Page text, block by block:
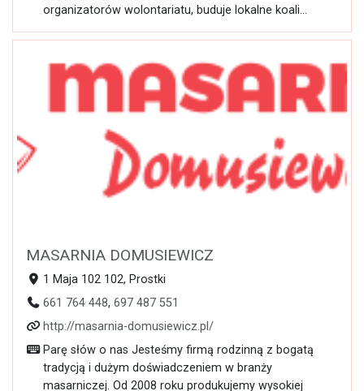
organizatorów wolontariatu, buduje lokalne koali...
MASARNIA DOMUSIEWICZ
1 Maja 102 102, Prostki
661 764 448, 697 487 551
http://masarnia-domusiewicz.pl/
Parę słów o nas Jesteśmy firmą rodzinną z bogatą
tradycją i dużym doświadczeniem w branży
masarniczej. Od 2008 roku produkujemy wysokiej